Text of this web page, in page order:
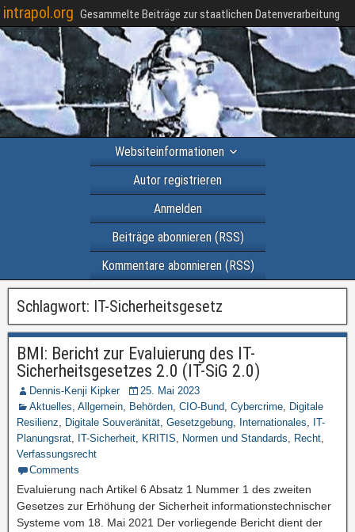
intrapol.org Gesammelte Beiträge zur staatlichen Datenverarbeitung
Websiteinformationen
Autor registrieren
Anmelden
Beiträge abonnieren (RSS)
Kommentare abonnieren (RSS)
Schlagwort: IT-Sicherheitsgesetz
BMI: Bericht zur Evaluierung des IT-
Sicherheitsgesetzes 2.0 (IT-SiG 2.0)
Dennis-Kenji Kipker
25. Mai 2023
Aktuelles, Allgemein, Behörden, CIO-Bund, Cybercrime, Digitale
Resilienz, Digitale Souveränität, Gesetzgebung, Internationales, IT-
Planungsrat, IT-Sicherheit, KRITIS, Normen und Standards, Recht,
Verfassungsrecht
Comments
Evaluierung nach Artikel 6 Absatz 1 Nummer 1 des zweiten
Gesetzes zur Erhöhung der Sicherheit informationstechnischer
Systeme vom 18. Mai 2021 Der vorliegende Bericht dient der